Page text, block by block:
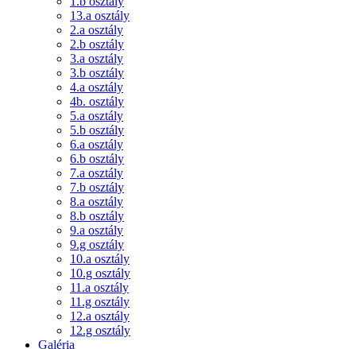
13.a osztály
2.a osztály
2.b osztály
3.a osztály
3.b osztály
4.a osztály
4b. osztály
5.a osztály
5.b osztály
6.a osztály
6.b osztály
7.a osztály
7.b osztály
8.a osztály
8.b osztály
9.a osztály
9.g osztály
10.a osztály
10.g osztály
11.a osztály
11.g osztály
12.a osztály
12.g osztály
Galéria